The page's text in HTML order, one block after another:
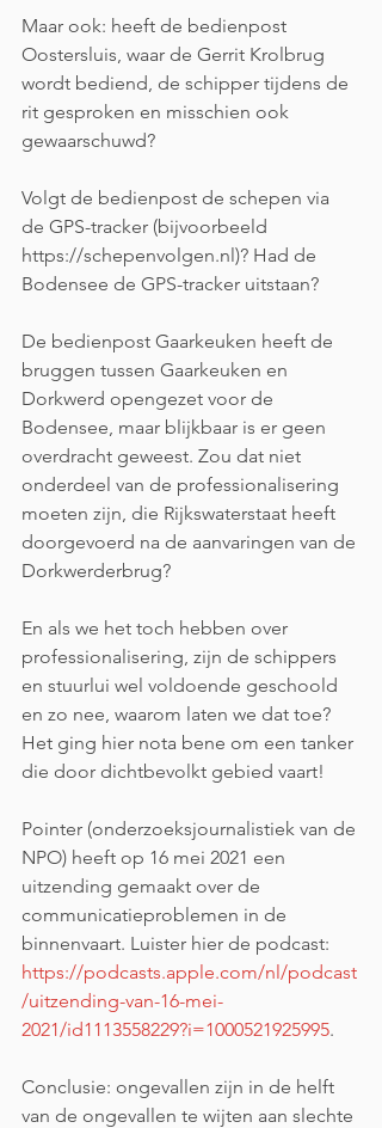
Maar ook: heeft de bedienpost
Oostersluis, waar de Gerrit Krolbrug
wordt bediend, de schipper tijdens de
rit gesproken en misschien ook
gewaarschuwd?
Volgt de bedienpost de schepen via
de GPS-tracker (bijvoorbeeld
https://schepenvolgen.nl)? Had de
Bodensee de GPS-tracker uitstaan?
De bedienpost Gaarkeuken heeft de
bruggen tussen Gaarkeuken en
Dorkwerd opengezet voor de
Bodensee, maar blijkbaar is er geen
overdracht geweest. Zou dat niet
onderdeel van de professionalisering
moeten zijn, die Rijkswaterstaat heeft
doorgevoerd na de aanvaringen van de
Dorkwerderbrug?
En als we het toch hebben over
professionalisering, zijn de schippers
en stuurlui wel voldoende geschoold
en zo nee, waarom laten we dat toe?
Het ging hier nota bene om een tanker
die door dichtbevolkt gebied vaart!
Pointer (onderzoeksjournalistiek van de
NPO) heeft op 16 mei 2021 een
uitzending gemaakt over de
communicatieproblemen in de
binnenvaart. Luister hier de podcast:
https://podcasts.apple.com/nl/podcast
/uitzending-van-16-mei-
2021/id1113558229?i=1000521925995.
Conclusie: ongevallen zijn in de helft
van de ongevallen te wijten aan slechte